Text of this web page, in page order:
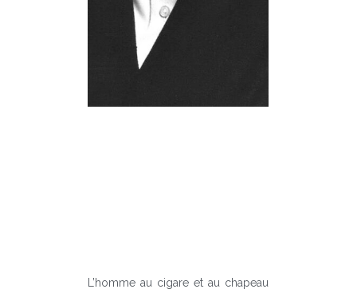
L’homme au cigare et au chapeau